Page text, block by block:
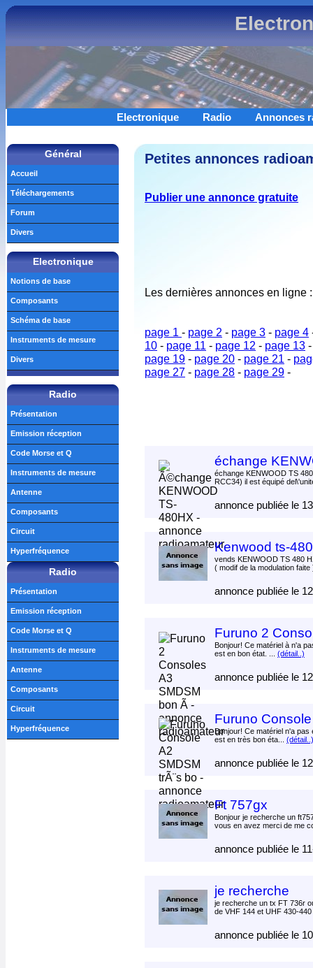
Electronique Radio Annonces
Petites annonces
Publier une annonce gratuite
Les dernières annonces en ligne :
page 1 - page 2 - page 3 - page 4
10 - page 11 - page 12 - page 13
page 19 - page 20 - page 21 -
page 27 - page 28 - page 29 -
échange
échange KENWOOD TS
RCC34) il est équipé
annonce publiée le
Kenwood ts-
vends KENWOOD TS 480
( modif de la modulation
annonce publiée le
Furuno 2
Bonjour! Ce matériel à n'a
est en bon état. ... (détail..)
annonce publiée le
Furuno
Bonjour! Ce matériel n'a pas
est en très bon éta... (détail..)
annonce publiée le
Ft 757gx
Bonjour je recherche un
vous en avez merci de me
annonce publiée le
je recherche
je recherche un tx FT 736r
de VHF 144 et UHF 430-
annonce publiée le
Général
Accueil
Téléchargements
Forum
Divers
Electronique
Notions de base
Composants
Schéma de base
Instruments de mesure
Divers
Radio
Présentation
Emission réception
Code Morse et Q
Instruments de mesure
Antenne
Composants
Circuit
Hyperfréquence
Radio
Présentation
Emission réception
Code Morse et Q
Instruments de mesure
Antenne
Composants
Circuit
Hyperfréquence